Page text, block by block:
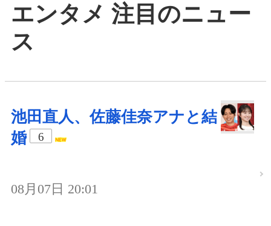
エンタメ 注目のニュー
ス
池田直人、佐藤佳奈アナと結
婚
6
08月07日 20:01